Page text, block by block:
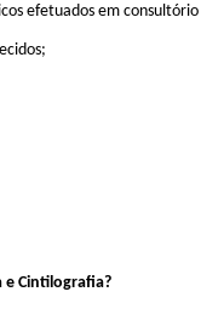
efetuados em
Cintilografia?